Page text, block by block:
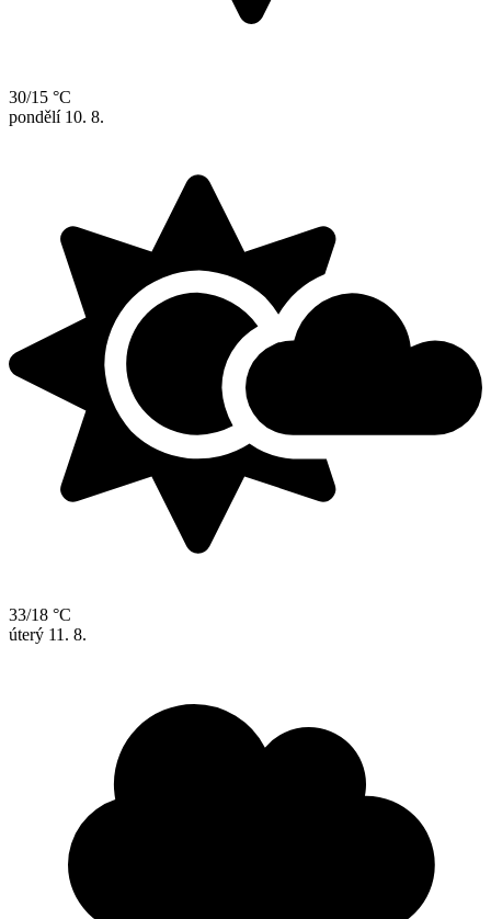
30/15 °C
pondělí 10. 8.
33/18 °C
úterý 11. 8.